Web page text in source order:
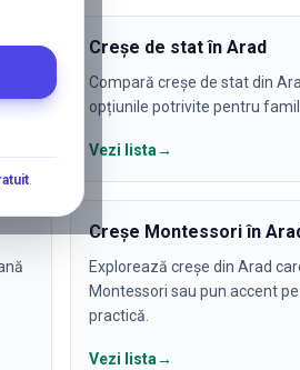
.
Creșe de stat în Arad
Compară creșe de stat din
opțiunile potrivite pentru
Vezi lista→
Creșe Montessori în
Explorează creșe din Arad
Montessori sau pun accent
practică.
Vezi lista→